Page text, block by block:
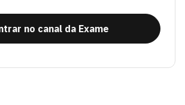
no canal da Exame